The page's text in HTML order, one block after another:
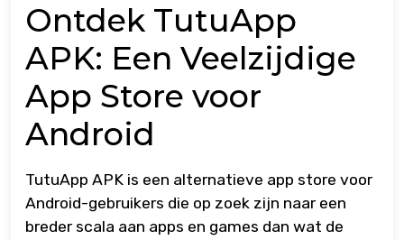
Ontdek TutuApp
APK: Een Veelzijdige
App Store voor
Android
TutuApp APK is een alternatieve app store voor
Android-gebruikers die op zoek zijn naar een
breder scala aan apps en games dan wat de